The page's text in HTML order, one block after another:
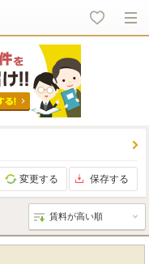
変更する 保存する